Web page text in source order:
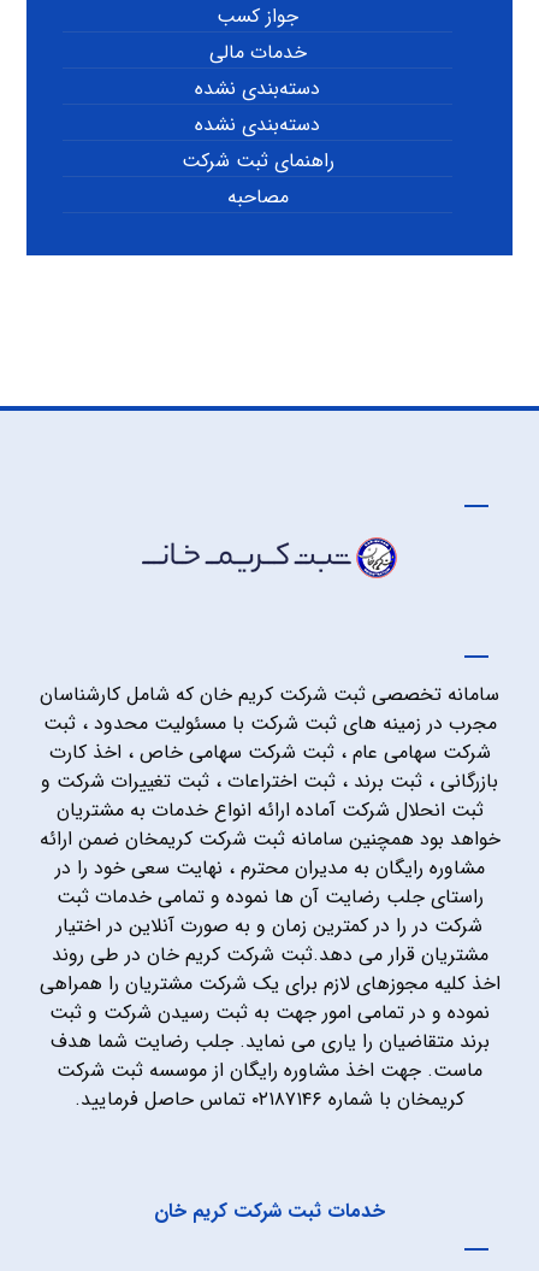
جواز کسب
خدمات مالی
دسته‌بندی نشده
دسته‌بندی نشده
راهنمای ثبت شرکت
مصاحبه
سامانه تخصصی ثبت شرکت کریم خان که شامل کارشناسان
مجرب در زمینه های ثبت شرکت با مسئولیت محدود ، ثبت
شرکت سهامی عام ، ثبت شرکت سهامی خاص ، اخذ کارت
بازرگانی ، ثبت برند ، ثبت اختراعات ، ثبت تغییرات شرکت و
ثبت انحلال شرکت آماده ارائه انواع خدمات به مشتریان
خواهد بود همچنین سامانه ثبت شرکت کریمخان ضمن ارائه
مشاوره رایگان به مدیران محترم ، نهایت سعی خود را در
راستای جلب رضایت آن ها نموده و تمامی خدمات ثبت
شرکت در را در کمترین زمان و به صورت آنلاین در اختیار
مشتریان قرار می دهد.ثبت شرکت کریم خان در طی روند
اخذ کلیه مجوزهای لازم برای یک شرکت مشتریان را همراهی
نموده و در تمامی امور جهت به ثبت رسیدن شرکت و ثبت
برند متقاضیان را یاری می نماید. جلب رضایت شما هدف
ماست. جهت اخذ مشاوره رایگان از موسسه ثبت شرکت
کریمخان با شماره ۰۲۱۸۷۱۴۶ تماس حاصل فرمایید.
خدمات ثبت شرکت کریم خان